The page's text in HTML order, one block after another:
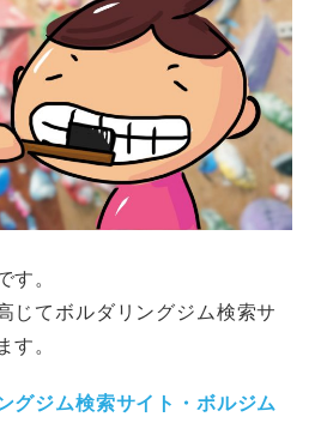
す。
じてボルダリングジム検索サ
す。
グジム検索サイト・ボルジム